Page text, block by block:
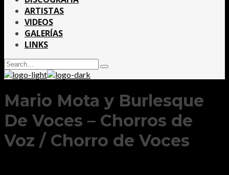
ARTISTAS
VIDEOS
GALERÍAS
LINKS
Search
for:
Type
and
Mario Mota y Burlesque
De Voces – Chorros de
Voz / Chorro de Voces